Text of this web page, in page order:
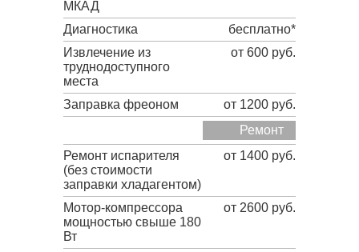
МКАД
Диагностика
бесплатно*
Извлечение из
труднодоступного
места
от 600 руб.
Заправка фреоном
от 1200 руб.
Ремонт
Ремонт испарителя
(без стоимости
заправки хладагентом)
от 1400 руб.
Мотор-компрессора
мощностью свыше 180
Вт
от 2600 руб.